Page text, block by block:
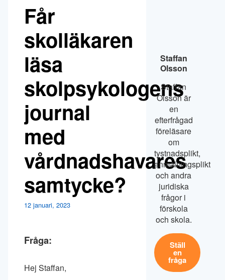
Får
skolläkaren
läsa
skolpsykologens
journal
med
vårdnadshavares
samtycke?
12 januari, 2023
Fråga:
Hej Staffan,
Staffan
Olsson
Staffan
Olsson är
en
efterfrågad
föreläsare
om
tystnadsplikt,
anmälningsplikt
och andra
juridiska
frågor i
förskola
och skola.
Ställ
en
fråga